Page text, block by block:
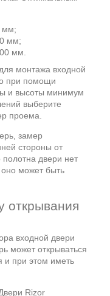
мм;
мм;
мм.
монтажа входной
при помощи
и высоты минимум
выберите
проема.
замер
стороны от
полотна двери нет
может быть
открывания
входной двери
может открываться
и при этом иметь
Rizor